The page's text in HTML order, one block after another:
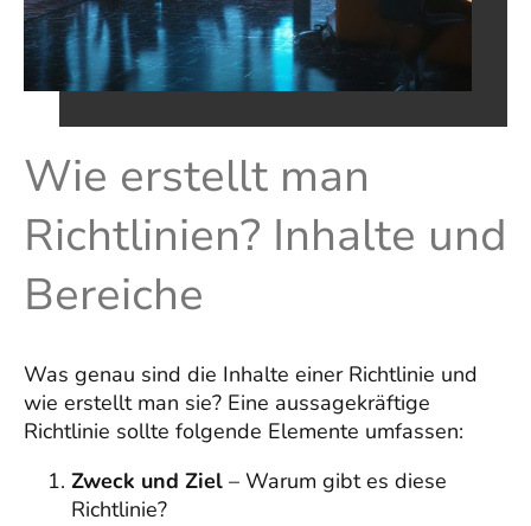
Wie erstellt man
Richtlinien? Inhalte und
Bereiche
Was genau sind die Inhalte einer Richtlinie und
wie erstellt man sie? Eine aussagekräftige
Richtlinie sollte folgende Elemente umfassen:
Zweck und Ziel – Warum gibt es diese
Richtlinie?